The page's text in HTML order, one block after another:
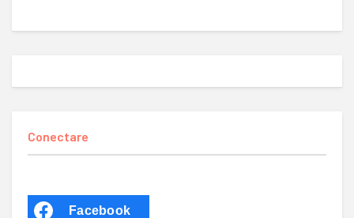
Conectare
Facebook